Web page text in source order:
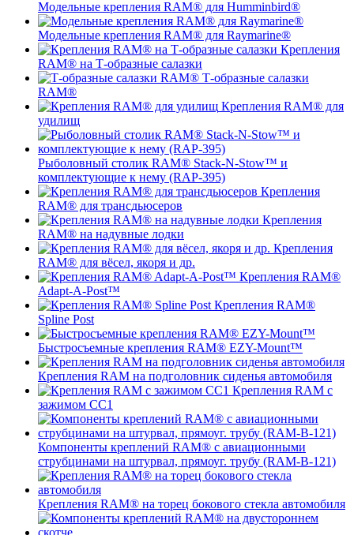
Модельные крепления RAM® для Humminbird®
Модельные крепления RAM® для Raymarine®
Крепления
RAM® на Т-образные салазки
Т-образные салазки
RAM®
Крепления RAM® для
удилищ
Рыболовный столик RAM® Stack-N-Stow™ и
комплектующие к нему (RAP-395)
Крепления
RAM® для трансдьюсеров
Крепления
RAM® на надувные лодки
Крепления
RAM® для вёсел, якоря и др.
Крепления RAM®
Adapt-A-Post™
Крепления RAM®
Spline Post
Быстросъемные крепления RAM® EZY-Mount™
Крепления RAM на подголовник сиденья автомобиля
Крепления RAM с
зажимом СС1
Компоненты креплений RAM® с авиационными
струбцинами на штурвал, прямоуг. трубу (RAM-B-121)
Крепления RAM® на торец бокового стекла автомобиля